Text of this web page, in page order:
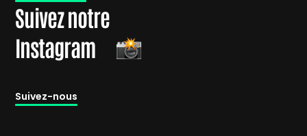
Suivez notre
Instagram
Suivez-nous